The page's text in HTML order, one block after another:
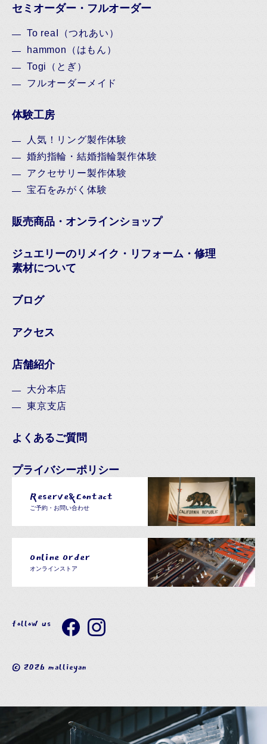
follow us
セミオーダー・フルオーダー
To reaI（つれあい）
hammon（はもん）
Togi（とぎ）
フルオーダーメイド
体験工房
人気！リング製作体験
婚約指輪・結婚指輪製作体験
アクセサリー製作体験
宝石をみがく体験
販売商品・オンラインショップ
ジュエリーのリメイク・リフォーム・修理
素材について
ブログ
アクセス
店舗紹介
大分本店
東京支店
よくあるご質問
プライバシーポリシー
Reserve&Contact
ご予約・お問い合わせ
Online Order
オンラインストア
© 2026 mallieyan